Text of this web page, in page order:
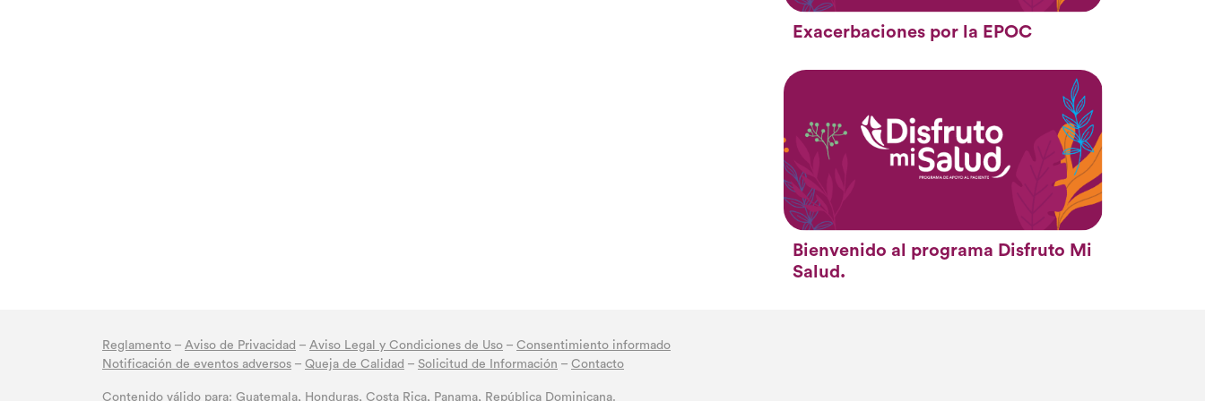
Exacerbaciones por la EPOC
Bienvenido al programa Disfruto Mi
Salud.
Reglamento – Aviso de Privacidad – Aviso Legal y Condiciones de Uso – Consentimiento informado
Notificación de eventos adversos – Queja de Calidad – Solicitud de Información – Contacto
Contenido válido para: Guatemala, Honduras, Costa Rica, Panama, República Dominicana.